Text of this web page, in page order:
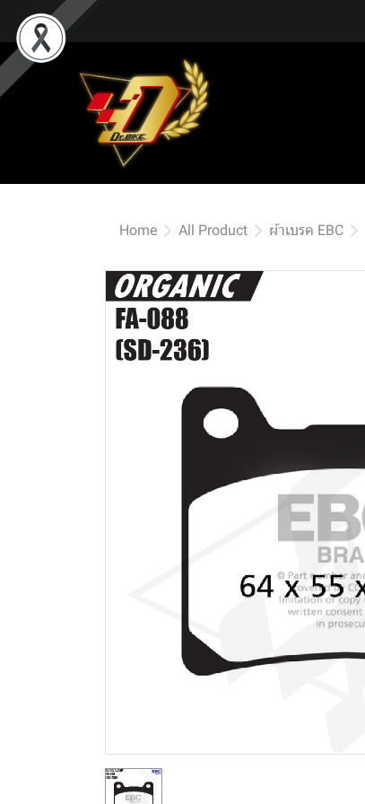
Home All Product ผ้าเบรค EBC